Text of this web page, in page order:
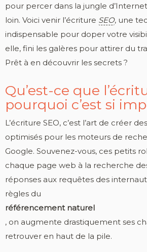
pour percer dans la jungle
loin. Voici venir l’écriture SEO, une
indispensable pour doper votre
elle, fini les galères pour attirer du
Prêt à en découvrir les secrets ?
Qu’est-ce que
pourquoi c’est si
L’écriture SEO, c’est l’art de créer
optimisés pour les moteurs de
Google. Souvenez-vous, ces petits
chaque page web à la recherche
réponses aux requêtes des
règles du
référencement naturel
, on augmente drastiquement ses
retrouver en haut de la pile.